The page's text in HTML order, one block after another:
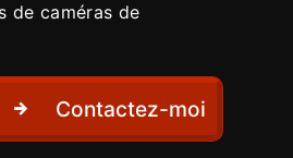
de caméras de
Contactez-moi